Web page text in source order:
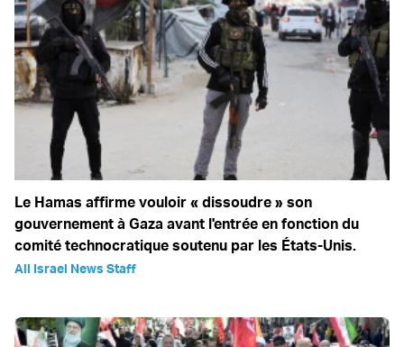
Le Hamas affirme vouloir « dissoudre » son
gouvernement à Gaza avant l'entrée en fonction du
comité technocratique soutenu par les États-Unis.
All Israel News Staff